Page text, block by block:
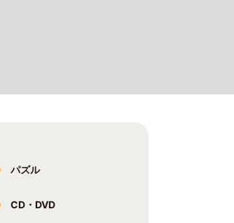
パズル
CD・DVD